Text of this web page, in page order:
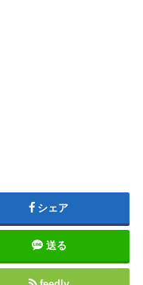
シェア
送る